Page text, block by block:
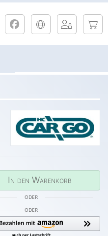
In den Warenkorb
ODER
ODER